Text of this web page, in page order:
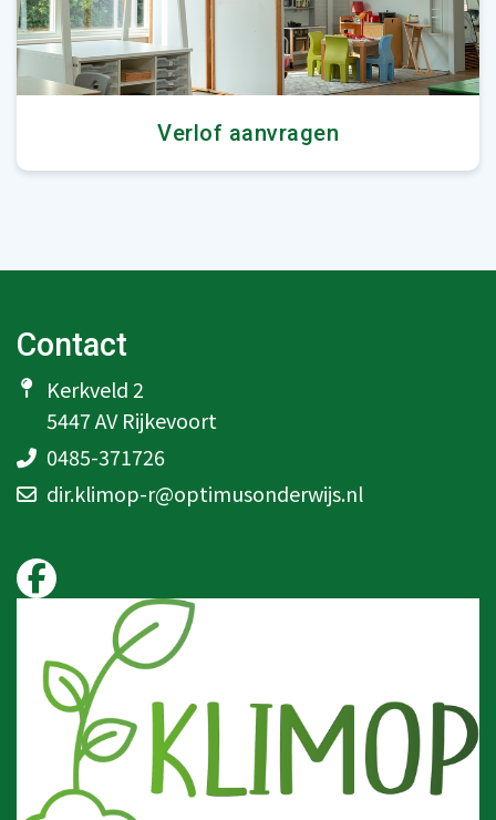
Verlof aanvragen
Contact
Kerkveld 2
5447 AV Rijkevoort
0485-371726
dir.klimop-r@optimusonderwijs.nl